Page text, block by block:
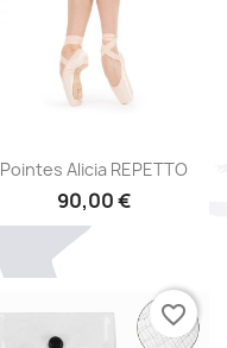
Aperçu rapide
Pointes Alicia REPETTO
90,00 €
favorite_border